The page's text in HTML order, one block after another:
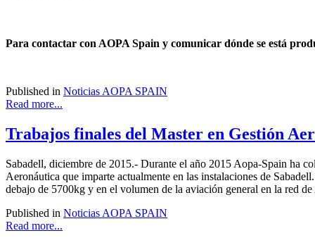
Para contactar con AOPA Spain y comunicar dónde se está
Published in Noticias AOPA SPAIN
Read more...
Trabajos finales del Master en Gestión
Sabadell, diciembre de 2015.- Durante el año 2015 Aopa-Spain ha
Aeronáutica que imparte actualmente en las instalaciones de
debajo de 5700kg y en el volumen de la aviación general en la red de
Published in Noticias AOPA SPAIN
Read more...